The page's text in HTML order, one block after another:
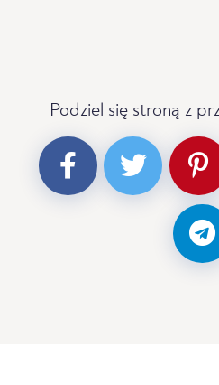
Podziel się stroną z